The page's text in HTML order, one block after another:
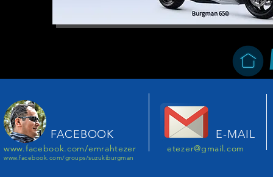
FACEBOOK
www.facebook.com/emrahtezer
www.facebook.com/groups/suzukiburgman
E-MAIL
etezer@gmail.com